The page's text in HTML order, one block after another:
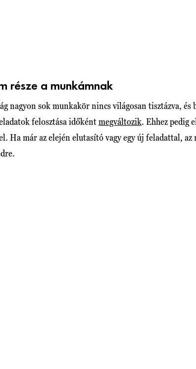
része a munkámnak
nagyon sok munkakör nincs világosan tisztázva,
felosztása időkéntmegváltozik. Ehhez pedig
Ha már az elején elutasító vagy egy új feladattal, az